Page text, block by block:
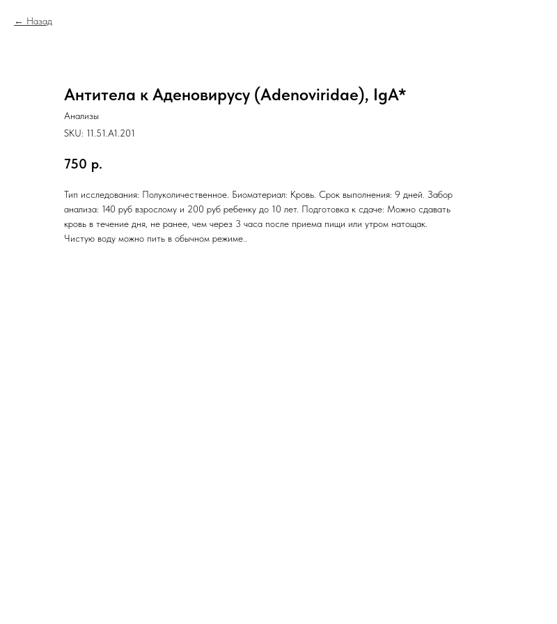
Назад
Антитела к Аденовирусу (Adenoviridae), IgA*
Анализы
SKU: 11.51.A1.201
750 р.
Тип исследования: Полуколичественное. Биоматериал: Кровь. Срок выполнения: 9 дней. Забор
анализа: 140 руб взрослому и 200 руб ребенку до 10 лет. Подготовка к сдаче: Можно сдавать
кровь в течение дня, не ранее, чем через 3 часа после приема пищи или утром натощак.
Чистую воду можно пить в обычном режиме..